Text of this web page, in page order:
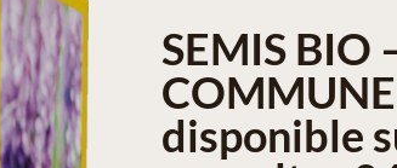
SEMIS BIO
disponible